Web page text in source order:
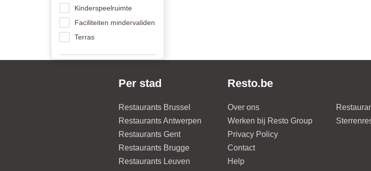
Kinderspeelruimte
Faciliteiten mindervaliden
Terras
Per stad
Restaurants Brussel
Restaurants Antwerpen
Restaurants Gent
Restaurants Brugge
Restaurants Leuven
Resto.be
Over ons
Werken bij Resto Group
Privacy Policy
Contact
Help